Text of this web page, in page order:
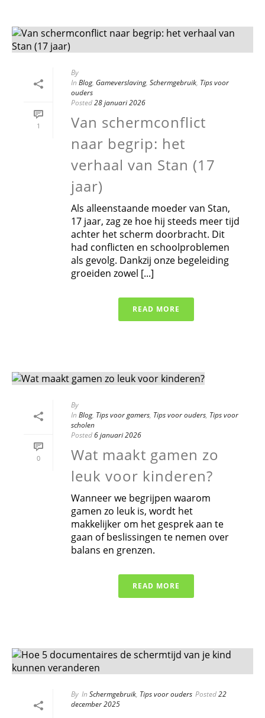
1
By
In Blog, Gameverslaving, Schermgebruik, Tips voor
ouders
Posted28 januari 2026
Van schermconflict
naar begrip: het
verhaal van Stan (17
jaar)
Als alleenstaande moeder van Stan,
17 jaar, zag ze hoe hij steeds meer tijd
achter het scherm doorbracht. Dit
had conflicten en schoolproblemen
als gevolg. Dankzij onze begeleiding
groeiden zowel [...]
READ MORE
0
By
In Blog, Tips voor gamers, Tips voor ouders, Tips voor
scholen
Posted6 januari 2026
Wat maakt gamen zo
leuk voor kinderen?
Wanneer we begrijpen waarom
gamen zo leuk is, wordt het
makkelijker om het gesprek aan te
gaan of beslissingen te nemen over
balans en grenzen.
READ MORE
By In Schermgebruik, Tips voor ouders Posted22
december 2025